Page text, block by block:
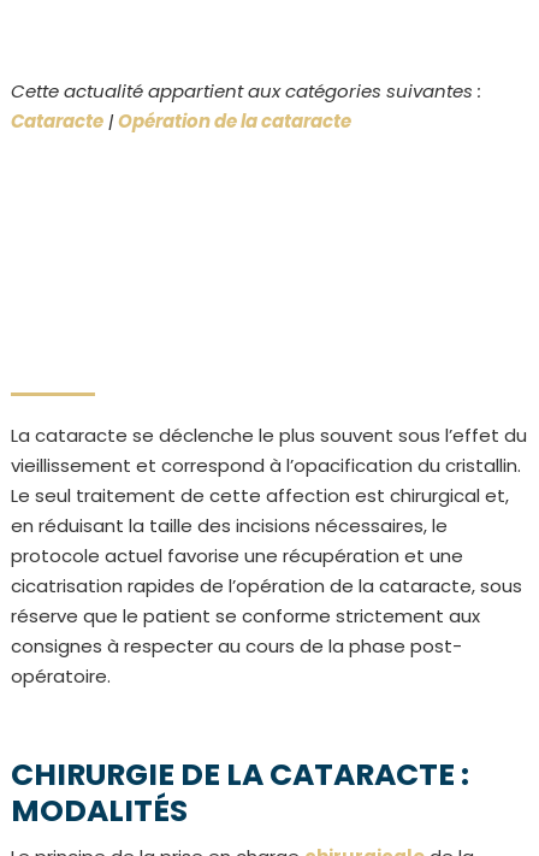
Cette actualité appartient aux catégories suivantes :
Cataracte|Opération de la cataracte
La cataracte se déclenche le plus souvent sous l’effet du
vieillissement et correspond à l’opacification du cristallin.
Le seul traitement de cette affection est chirurgical et,
en réduisant la taille des incisions nécessaires, le
protocole actuel favorise une récupération et une
cicatrisation rapides de l’opération de la cataracte, sous
réserve que le patient se conforme strictement aux
consignes à respecter au cours de la phase post-
opératoire.
CHIRURGIE DE LA CATARACTE :
MODALITÉS